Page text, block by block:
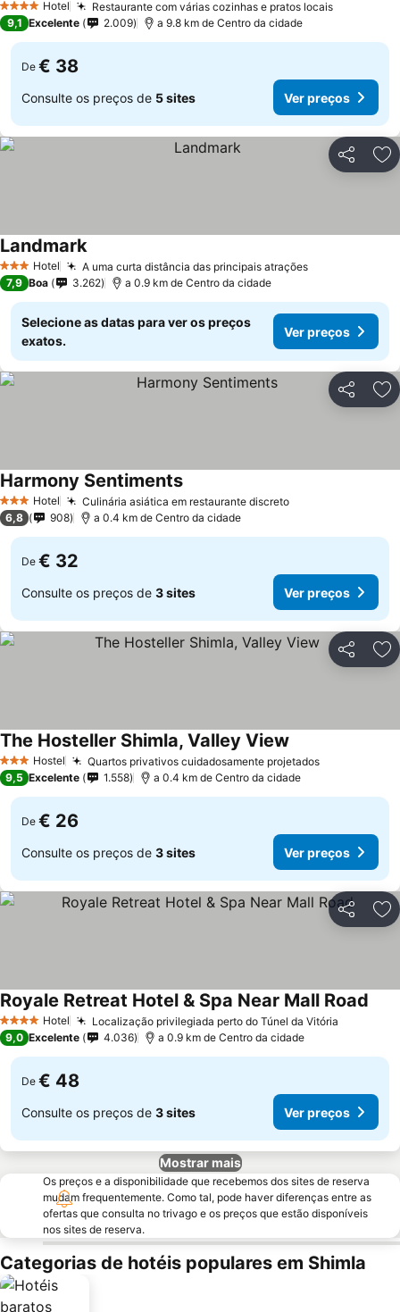
4 EstrelasHotel
Restaurante com várias cozinhas e pratos locais
9,1 Excelente 2.009 a 9.8 km de Centro da cidade
De € 38
Consulte os preços de 5 sites Ver preços
Partilhar
3 EstrelasHotel A uma curta distância das principais atrações
Landmark
7,9 Boa 3.262 a 0.9 km de Centro da cidade
Selecione as datas para ver os preços
exatos.
Ver preços
Partilhar
3 EstrelasHotel Culinária asiática em restaurante discreto
Harmony Sentiments
6,8 908 a 0.4 km de Centro da cidade
De € 32
Consulte os preços de 3 sites Ver preços
Partilhar
3 EstrelasHostel Quartos privativos cuidadosamente projetados
The Hosteller Shimla, Valley View
9,5 Excelente 1.558 a 0.4 km de Centro da cidade
De € 26
Consulte os preços de 3 sites Ver preços
Partilhar
4 EstrelasHotel Localização privilegiada perto do Túnel da Vitória
Royale Retreat Hotel & Spa Near Mall Road
9,0 Excelente 4.036 a 0.9 km de Centro da cidade
De € 48
Consulte os preços de 3 sites Ver preços
Mostrar mais
Os preços e a disponibilidade que recebemos dos sites de reserva
mudam frequentemente. Como tal, pode haver diferenças entre as
ofertas que consulta no trivago e os preços que estão disponíveis
nos sites de reserva.
Categorias de hotéis populares em Shimla